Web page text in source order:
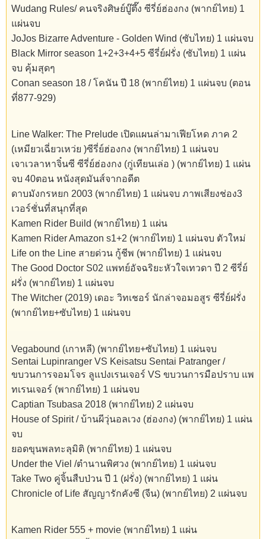
Wudang Rules/ คนจริงศิษย์บู๊ตึ๊ง ซีรี่ย์ฮ่องกง (พากย์ไทย) 1
แผ่นจบ
JoJos Bizarre Adventure - Golden Wind (ซับไทย) 1 แผ่นจบ
Black Mirror season 1+2+3+4+5 ซีรี่ย์ฝรั่ง (ซับไทย) 1 แผ่น
จบ คุ้มสุดๆ
Conan season 18 / โคนัน ปี 18 (พากย์ไทย) 1 แผ่นจบ (ตอน
ที่877-929)
Line Walker: The Prelude เปิดแผนล่ามาเฟียโหด ภาค 2
(เหมียวเฉี่ยวเหว่ย )ซีรี่ย์ฮ่องกง (พากย์ไทย) 1 แผ่นจบ
เจาเวลาหาจิ๋นซี ซีรี่ย์ฮ่องกง (กู่เทียนเล่อ ) (พากย์ไทย) 1 แผ่น
จบ 40ตอน หนังสุดมันส์จากอดีต
ดาบมังกรหยก 2003 (พากย์ไทย) 1 แผ่นจบ ภาพเสียงช่อง3
เวอร์ชั่นที่สนุกที่สุด
Kamen Rider Build (พากย์ไทย) 1 แผ่น
Kamen Rider Amazon s1+2 (พากย์ไทย) 1 แผ่นจบ ตัวใหม่
Life on the Line สายด่วน กู้ชีพ (พากย์ไทย) 1 แผ่นจบ
The Good Doctor S02 แพทย์อัจฉริยะหัวใจเทวดา ปี 2 ซีรี่ย์
ฝรั่ง (พากย์ไทย) 1 แผ่นจบ
The Witcher (2019) เดอะ วิทเชอร์ นักล่าจอมอสูร ซีรี่ย์ฝรั่ง
(พากย์ไทย+ซับไทย) 1 แผ่นจบ
Vegabound (เกาหลี) (พากย์ไทย+ซับไทย) 1 แผ่นจบ
Sentai Lupinranger VS Keisatsu Sentai Patranger /
ขบวนการจอมโจร ลูแปงเรนเจอร์ VS ขบวนการมือปราบ แพ
ทเรนเจอร์ (พากย์ไทย) 1 แผ่นจบ
Captian Tsubasa 2018 (พากย์ไทย) 2 แผ่นจบ
House of Spirit / บ้านผีวุ่นอลเวง (ฮ่องกง) (พากย์ไทย) 1 แผ่น
จบ
ยอดขุนพลทะลุมิติ (พากย์ไทย) 1 แผ่นจบ
Under the Viel /ตำนานพิศวง (พากย์ไทย) 1 แผ่นจบ
Take Two คู่จิ้นสืบป่วน ปี 1 (ฝรั่ง) (พากย์ไทย) 1 แผ่น
Chronicle of Life สัญญารักคังซี (จีน) (พากย์ไทย) 2 แผ่นจบ
Kamen Rider 555 + movie (พากย์ไทย) 1 แผ่น